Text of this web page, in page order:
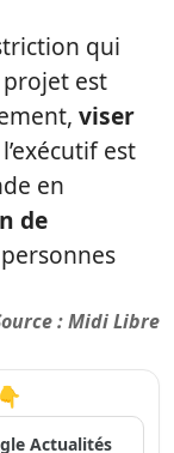
qui
projet est
viser
est
en
de
:Midi Libre
Actualités